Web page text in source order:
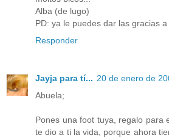
Alba (de lugo)
PD: ya le puedes dar las gracias
Responder
Jayja para tí... 20 de enero de
Abuela;
Pones una foot tuya, regalo para
te dio a ti la vida, porque ahora